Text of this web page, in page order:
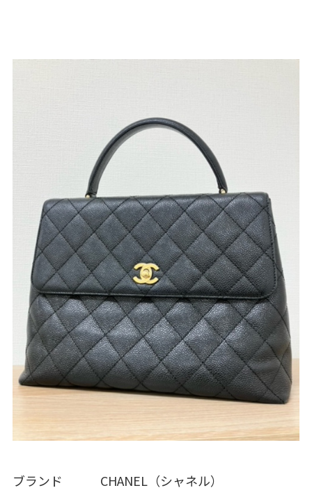
ブランド CHANEL（シャネル）